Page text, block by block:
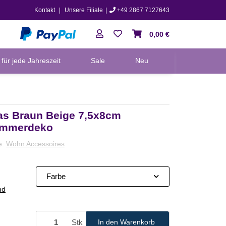
Kontakt Unsere Filiale +49 2867 7127643
0,00 €
für jede Jahreszeit Sale Neu
Braun Beige 7,5x8cm
Wohn Accessoires
Farbe
Stk In den Warenkorb